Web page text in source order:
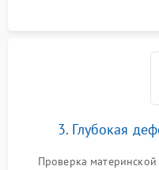
3. Глубокая
Проверка